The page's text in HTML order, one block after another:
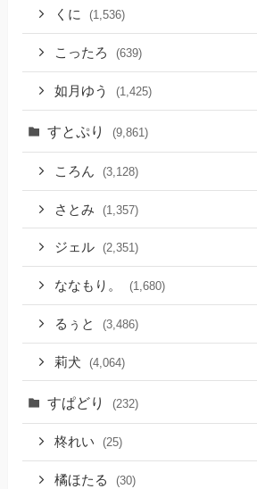
くに (1,536)
こったろ (639)
如月ゆう (1,425)
すとぷり (9,861)
ころん (3,128)
さとみ (1,357)
ジェル (2,351)
ななもり。 (1,680)
るぅと (3,486)
莉犬 (4,064)
すぱどり (232)
柊れい (25)
橘ほたる (30)